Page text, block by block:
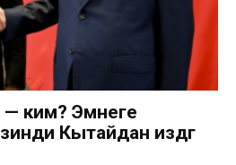
ким? Эмнеге
Кытайдан издөөгө